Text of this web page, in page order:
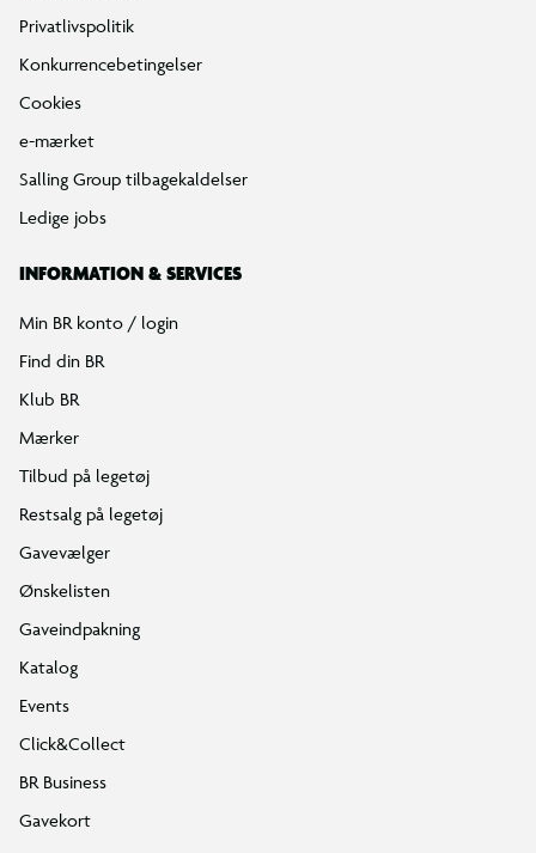
Privatlivspolitik
Konkurrencebetingelser
Cookies
e-mærket
Salling Group tilbagekaldelser
Ledige jobs
INFORMATION & SERVICES
Min BR konto / login
Find din BR
Klub BR
Mærker
Tilbud på legetøj
Restsalg på legetøj
Gavevælger
Ønskelisten
Gaveindpakning
Katalog
Events
Click&Collect
BR Business
Gavekort